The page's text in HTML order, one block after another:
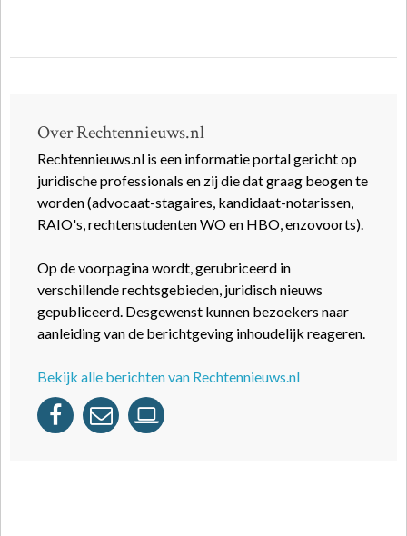
Over Rechtennieuws.nl
Rechtennieuws.nl is een informatie portal gericht op
juridische professionals en zij die dat graag beogen te
worden (advocaat-stagaires, kandidaat-notarissen,
RAIO's, rechtenstudenten WO en HBO, enzovoorts).
Op de voorpagina wordt, gerubriceerd in
verschillende rechtsgebieden, juridisch nieuws
gepubliceerd. Desgewenst kunnen bezoekers naar
aanleiding van de berichtgeving inhoudelijk reageren.
Bekijk alle berichten van Rechtennieuws.nl